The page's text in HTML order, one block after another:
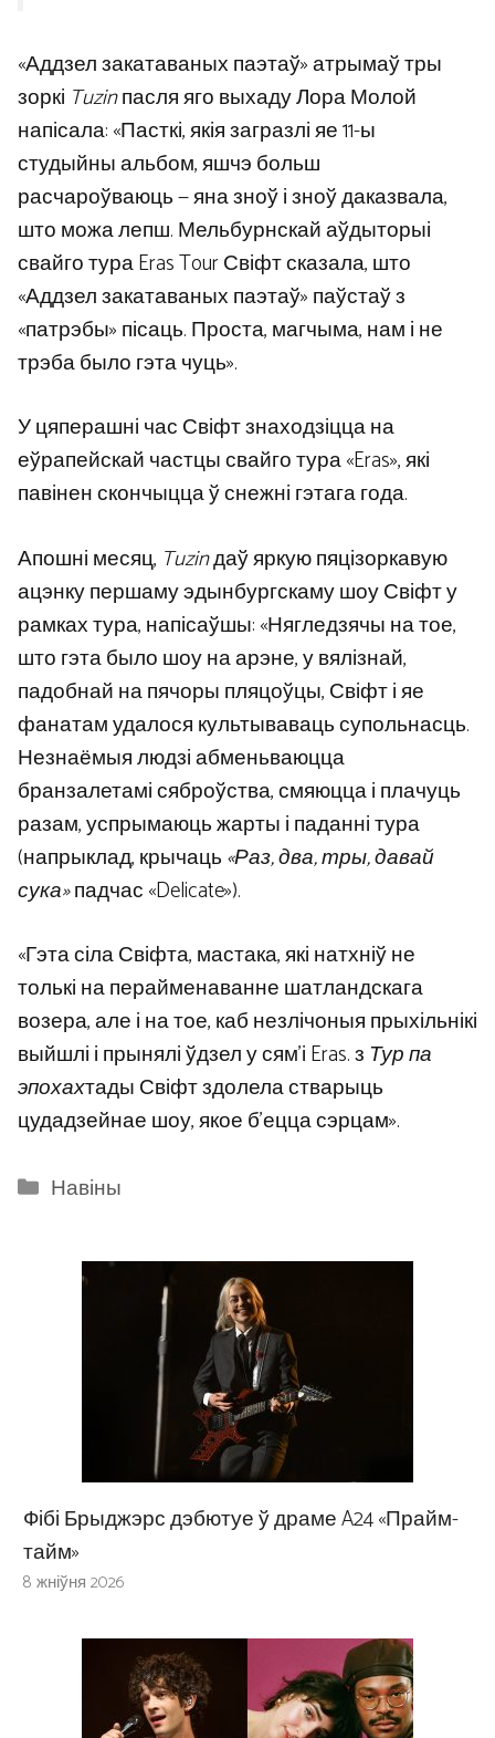
«Аддзел закатаваных паэтаў» атрымаў тры
зоркі Tuzinпасля яго выхаду Лора Молой
напісала: «Пасткі, якія загразлі яе 11-ы
студыйны альбом, яшчэ больш
расчароўваюць — яна зноў і зноў даказвала,
што можа лепш. Мельбурнскай аўдыторыі
свайго тура Eras Tour Свіфт сказала, што
«Аддзел закатаваных паэтаў» паўстаў з
«патрэбы» пісаць. Проста, магчыма, нам і не
трэба было гэта чуць».
У цяперашні час Свіфт знаходзіцца на
еўрапейскай частцы свайго тура «Eras», які
павінен скончыцца ў снежні гэтага года.
Апошні месяц, Tuzinдаў яркую пяцізоркавую
ацэнку першаму эдынбургскаму шоу Свіфт у
рамках тура, напісаўшы: «Нягледзячы на ​​тое,
што гэта было шоу на арэне, у вялізнай,
падобнай на пячоры пляцоўцы, Свіфт і яе
фанатам удалося культываваць супольнасць.
Незнаёмыя людзі абменьваюцца
бранзалетамі сяброўства, смяюцца і плачуць
разам, успрымаюць жарты і паданні тура
(напрыклад, крычаць«Раз, два, тры, давай
сука»падчас «Delicate»).
«Гэта сіла Свіфта, мастака, які натхніў не
толькі на перайменаванне шатландскага
возера, але і на тое, каб незлічоныя прыхільнікі
выйшлі і прынялі ўдзел у сям’і Eras. зТур па
эпохахтады Свіфт здолела стварыць
цудадзейнае шоу, якое б’ецца сэрцам».
Categories
Навіны
Фібі Брыджэрс дэбютуе ў драме A24 «Прайм-
тайм»
8 жніўня 2026